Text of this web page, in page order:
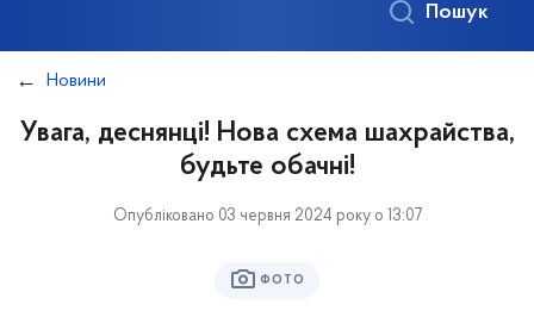
Пошук
Новини
Увага, деснянці! Нова схема шахрайства,
будьте обачні!
Опубліковано 03 червня 2024 року о 13:07
ФОТО